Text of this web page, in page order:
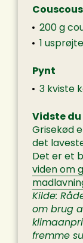
Couscous
200 g
1
Pynt
3 kviste
Vidste
Grisekød
det
Det er et
viden om
Kilde:
om brug
fremme